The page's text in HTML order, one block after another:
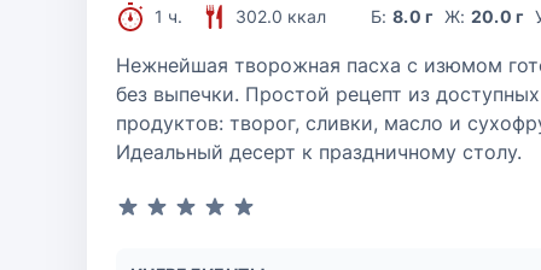
1 ч. 302.0 ккал Б: 8.0 г Ж: 20.0 г
Нежнейшая творожная пасха с изюмом
без выпечки. Простой рецепт из доступных
продуктов: творог, сливки, масло и
Идеальный десерт к праздничному столу.